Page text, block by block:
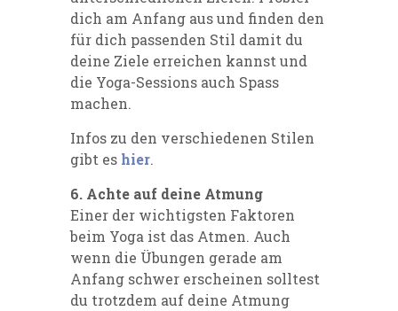
dich am Anfang aus und finden den
für dich passenden Stil damit du
deine Ziele erreichen kannst und
die Yoga-Sessions auch Spass
machen.
Infos zu den verschiedenen Stilen
gibt es hier.
6. Achte auf deine Atmung
Einer der wichtigsten Faktoren
beim Yoga ist das Atmen. Auch
wenn die Übungen gerade am
Anfang schwer erscheinen solltest
du trotzdem auf deine Atmung